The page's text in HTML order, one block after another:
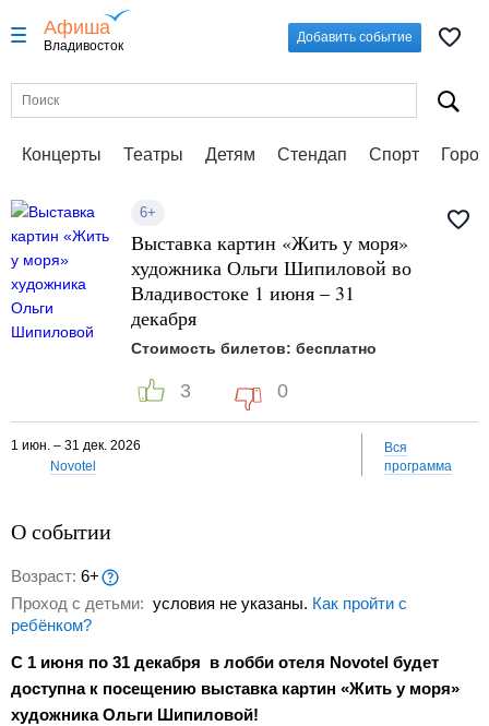
Афиша
Владивосток
Добавить событие
Концерты Театры Детям Стендап Спорт
6+
Выставка картин «Жить у моря»
художника Ольги Шипиловой во
Владивостоке 1 июня – 31
декабря
Стоимость билетов: бесплатно
3 0
1 июн. – 31 дек. 2026
Novotel
Вся
программа
О событии
Возраст: 6+
Проход с детьми: условия не указаны. Как пройти с
ребёнком?
С 1 июня по 31 декабря в лобби отеля Novotel будет
доступна к посещению выставка картин «Жить у моря»
художника Ольги Шипиловой!